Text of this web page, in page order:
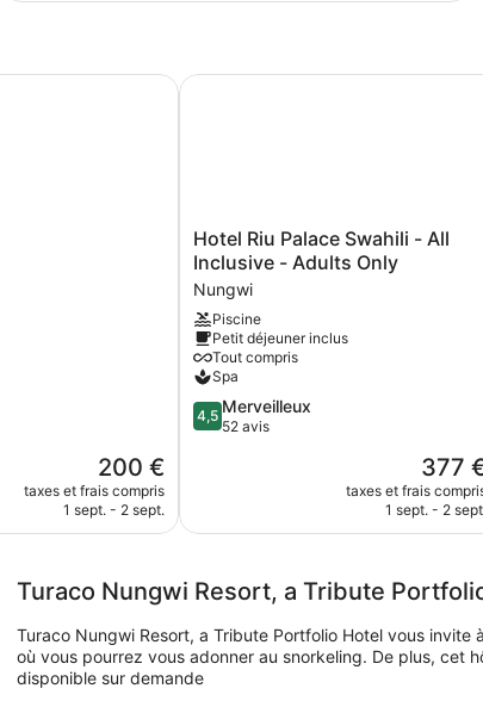
Chambre
Le
nouveau
prix
200 €
taxes et frais compris
1 sept. - 2 sept.
Hotel
Riu
Palace
Swahili
-
All
Inclusive
-
Adults
Only
Hotel Riu Palace Swahili - All
Inclusive - Adults Only
Nungwi
Piscine
Petit déjeuner inclus
Tout compris
Spa
4.5
sur
4,5 Merveilleux
52 avis
Le
prix
377
taxes et frais
1 sept. - 2
Hotel Riu Palace Swahili - All
Turaco Nungwi Resort, a Tribute
Turaco Nungwi Resort, a Tribute Portfolio Hotel vous
où vous pourrez vous adonner au snorkeling. De plus, cet
disponible sur demande